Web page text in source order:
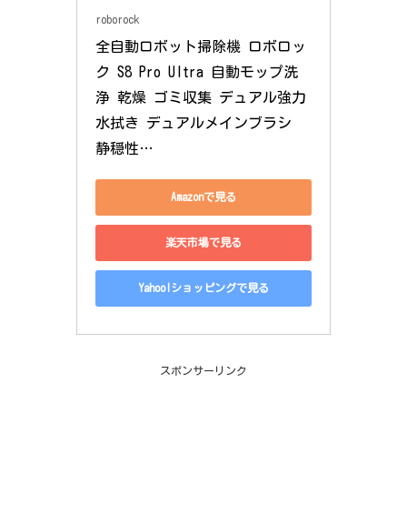
roborock
全自動ロボット掃除機 ロボロッ
ク S8 Pro Ultra 自動モップ洗
浄 乾燥 ゴミ収集 デュアル強力
水拭き デュアルメインブラシ
静穏性…
Amazonで見る
楽天市場で見る
Yahoo!ショッピングで見る
スポンサーリンク